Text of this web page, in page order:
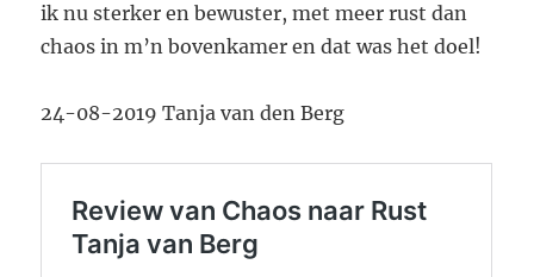
ik nu sterker en bewuster, met meer rust dan
chaos in m’n bovenkamer en dat was het doel!
24-08-2019 Tanja van den Berg